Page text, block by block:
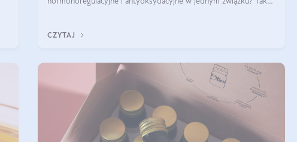
swojej diety — być może to pierwsza ok
CZYTAJ